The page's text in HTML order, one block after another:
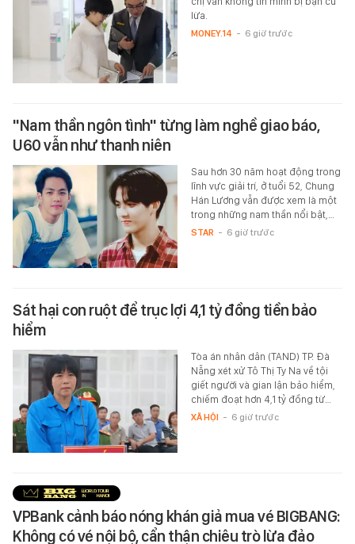
lừa.
MONEY.14 - 6 giờ trước
"Nam thần ngôn tình" từng làm nghề giao báo,
U60 vẫn như thanh niên
Sau hơn 30 năm hoạt động trong
lĩnh vực giải trí, ở tuổi 52, Chung
Hán Lương vẫn được xem là một
trong những nam thần nổi bật,…
STAR - 6 giờ trước
Sát hại con ruột để trục lợi 4,1 tỷ đồng tiền bảo
hiểm
Tòa án nhân dân (TAND) TP. Đà
Nẵng xét xử Tô Thị Ty Na về tội
giết người và gian lận bảo hiểm,
chiếm đoạt hơn 4,1 tỷ đồng từ…
XÃ HỘI - 6 giờ trước
VPBank cảnh báo nóng khán giả mua vé BIGBANG:
Không có vé nội bộ, cẩn thận chiêu trò lừa đảo